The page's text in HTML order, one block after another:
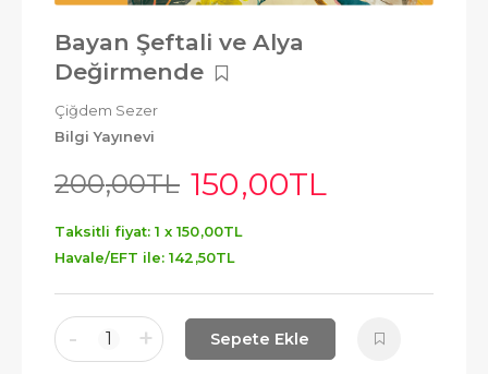
Bayan Şeftali ve Alya
Değirmende
Çiğdem Sezer
Bilgi Yayınevi
200,00TL 150,00TL
Taksitli fiyat: 1 x 150,00TL
Havale/EFT ile: 142 ,50TL
- 1 + Sepete Ekle